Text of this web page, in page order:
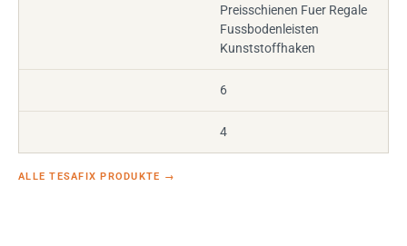
Preisschienen Fuer Regale
Fussbodenleisten
Kunststoffhaken
6
4
ALLE TESAFIX PRODUKTE →